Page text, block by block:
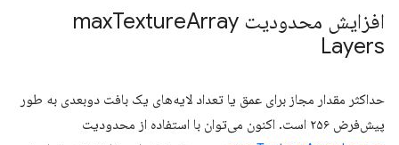
افزایش محدودیت max TextureArray
Layers
حداکثر مقدار مجاز برای عمق یا تعداد لایه‌های یک بافت دوبعدی به طور
پیش‌فرض ۲۵۶ است. اکنون می‌توان با استفاده از محدودیت